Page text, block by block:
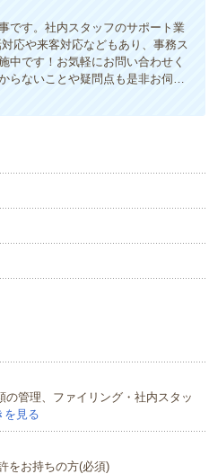
です。社内スタッフのサポート業
応や来客対応などもあり、事務ス
中です！お気軽にお問い合わせく
らないことや疑問点も是非お伺…
の管理、ファイリング・社内スタッ
を見る
をお持ちの方(必須)